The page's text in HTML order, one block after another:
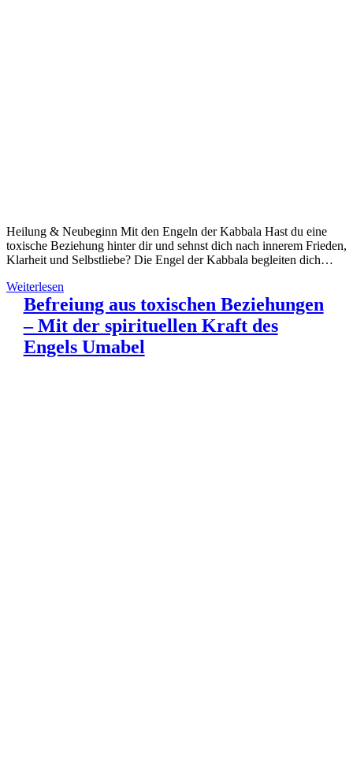
Heilung & Neubeginn Mit den Engeln der Kabbala Hast du eine
toxische Beziehung hinter dir und sehnst dich nach innerem Frieden,
Klarheit und Selbstliebe? Die Engel der Kabbala begleiten dich…
Weiterlesen
Befreiung aus toxischen Beziehungen
– Mit der spirituellen Kraft des
Engels Umabel